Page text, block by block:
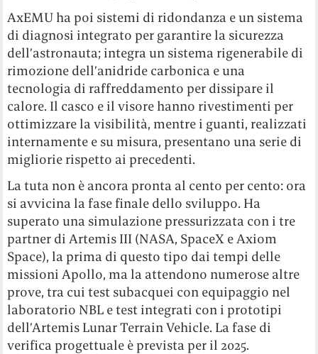
AxEMU ha poi sistemi di ridondanza e un sistema
di diagnosi integrato per garantire la sicurezza
dell’astronauta; integra un sistema rigenerabile di
rimozione dell’anidride carbonica e una
tecnologia di raffreddamento per dissipare il
calore. Il casco e il visore hanno rivestimenti per
ottimizzare la visibilità, mentre i guanti, realizzati
internamente e su misura, presentano una serie di
migliorie rispetto ai precedenti.
La tuta non è ancora pronta al cento per cento: ora
si avvicina la fase finale dello sviluppo. Ha
superato una simulazione pressurizzata con i tre
partner di Artemis III (NASA, SpaceX e Axiom
Space), la prima di questo tipo dai tempi delle
missioni Apollo, ma la attendono numerose altre
prove, tra cui test subacquei con equipaggio nel
laboratorio NBL e test integrati con i prototipi
dell’Artemis Lunar Terrain Vehicle. La fase di
verifica progettuale è prevista per il 2025.